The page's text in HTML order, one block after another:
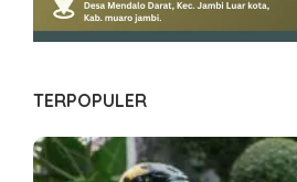
TERPOPULER